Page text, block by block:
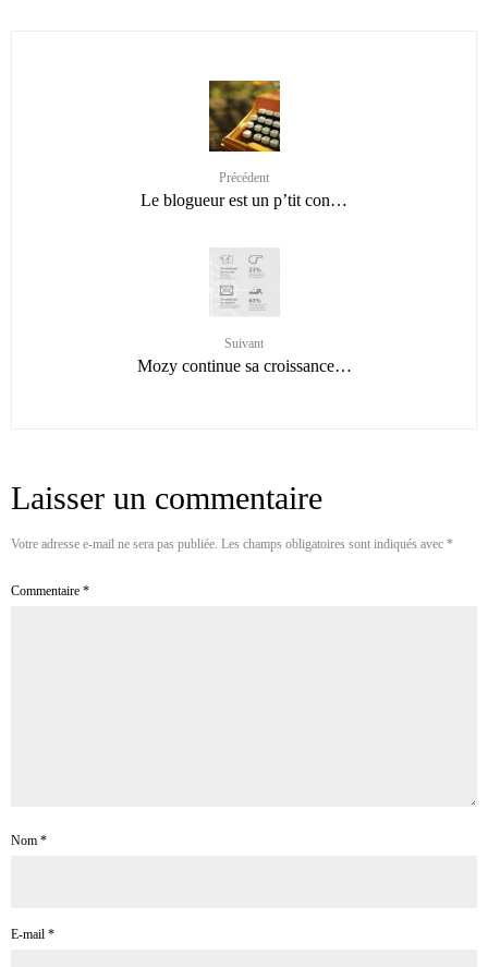
Précédent
Le blogueur est un p’tit con…
Suivant
Mozy continue sa croissance…
Laisser un commentaire
Votre adresse e-mail ne sera pas publiée. Les champs obligatoires sont indiqués avec *
Commentaire *
Nom *
E-mail *